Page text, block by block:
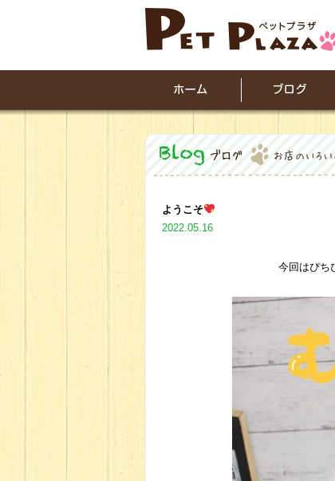
ようこそ
2022.05.16
今回はぴち